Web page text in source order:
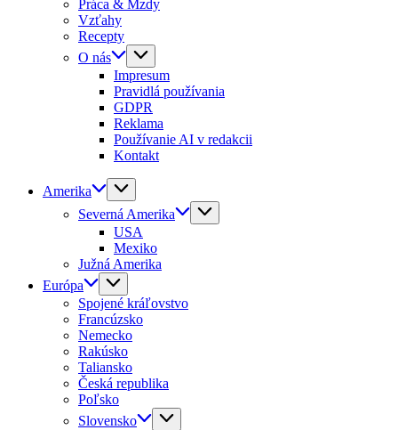
Práca & Mzdy
Vzťahy
Recepty
O nás
Impresum
Pravidlá používania
GDPR
Reklama
Používanie AI v redakcii
Kontakt
Amerika
Severná Amerika
USA
Mexiko
Južná Amerika
Európa
Spojené kráľovstvo
Francúzsko
Nemecko
Rakúsko
Taliansko
Česká republika
Poľsko
Slovensko